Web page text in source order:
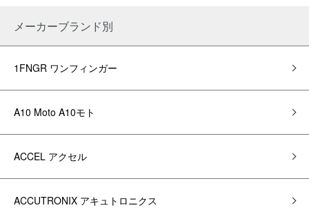
メーカーブランド別
1FNGR ワンフィンガー
A10 Moto A10モト
ACCEL アクセル
ACCUTRONIX アキュトロニクス